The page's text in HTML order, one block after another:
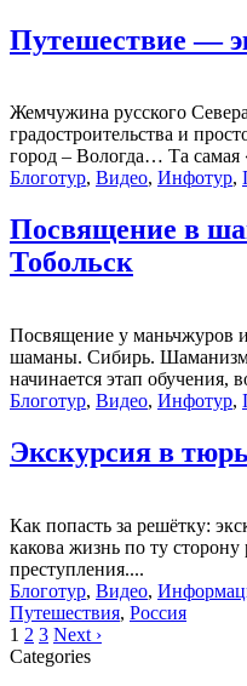
Путешествие —
Жемчужина русского
градостроительства и
город – Вологда… Та самая
Блоготур, Видео, Инфотур,
Посвящение в
Тобольск
Посвящение у маньчжуров
шаманы. Сибирь. Шаманизм.
начинается этап обучения,
Блоготур, Видео, Инфотур,
Экскурсия в
Как попасть за решётку:
какова жизнь по ту
преступления....
Блоготур, Видео,
Путешествия, Россия
1 2 3 Next ›
Categories